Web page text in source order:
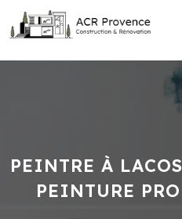
PEINTRE À
PEINTURE